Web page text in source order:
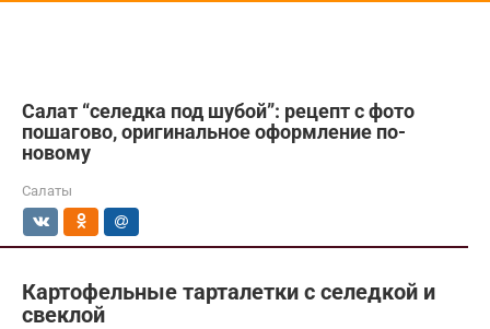
Салат “селедка под шубой”: рецепт с фото
пошагово, оригинальное оформление по-
новому
Салаты
Картофельные тарталетки с селедкой и
свеклой